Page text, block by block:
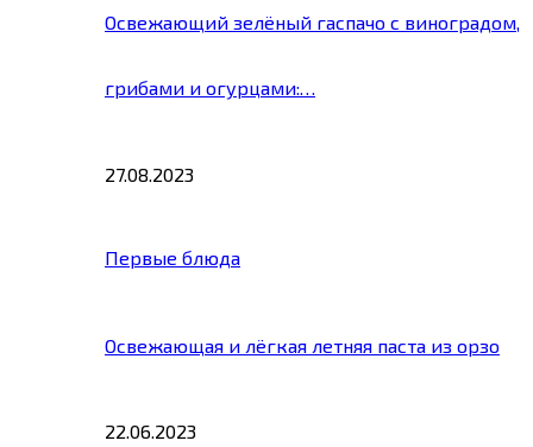
Освежающий зелёный гаспачо с виноградом,
грибами и огурцами:…
27.08.2023
Первые блюда
Освежающая и лёгкая летняя паста из орзо
22.06.2023